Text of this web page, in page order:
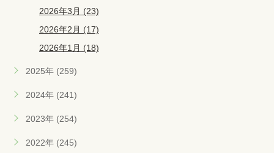
2026年3月 (23)
2026年2月 (17)
2026年1月 (18)
2025年 (259)
2024年 (241)
2023年 (254)
2022年 (245)